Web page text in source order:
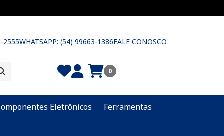
2555WHATSAPP: (54) 99663-1386FALE CONOSCO
0
Eletrônicos Ferramentas